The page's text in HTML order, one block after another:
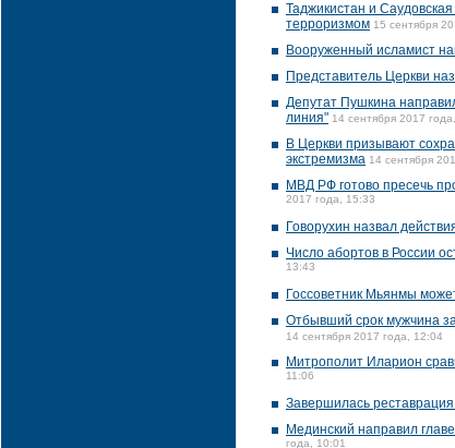
Таджикистан и
терроризмом 15 сентября
Вооруженный исламист
Представитель Церкви
Депутат Пушкина
линия" 14 сентября 2017
В Церкви призывают
экстремизма 14 сентября
МВД РФ готово пресечь
2017 года, 15:33
Говорухин назвал
Число абортов в России
13:43
Госсоветник Мьянмы
Отбывший срок мужчина
14 сентября 2017 года, 12:04
Митрополит Иларион
11:06
Завершилась
Мединский направил
года, 10:01